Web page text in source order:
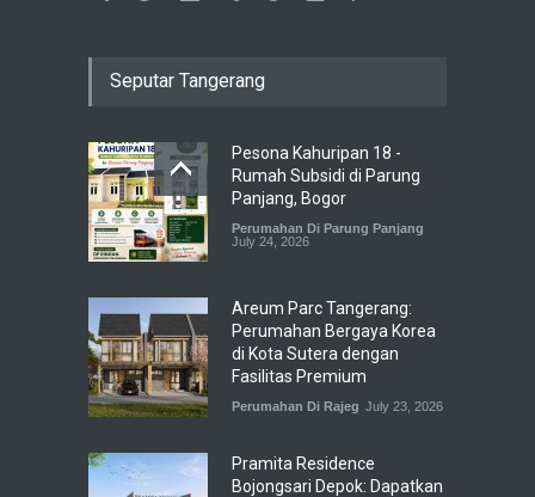
Seputar Tangerang
Pesona Kahuripan 18 -
Rumah Subsidi di Parung
Panjang, Bogor
Perumahan Di Parung Panjang
July 24, 2026
Areum Parc Tangerang:
Perumahan Bergaya Korea
di Kota Sutera dengan
Fasilitas Premium
Perumahan Di Rajeg July 23, 2026
Pramita Residence
Bojongsari Depok: Dapatkan